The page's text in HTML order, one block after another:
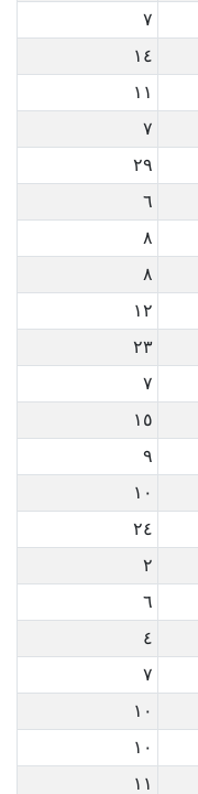
٧
١٤
١١
٧
٢٩
٦
٨
٨
١٢
٢٣
٧
١٥
٩
١٠
٢٤
٢
٦
٤
٧
١٠
١٠
١١